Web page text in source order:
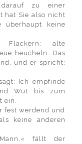
zu einer
hat Sie also nicht
überhaupt keine
Flackern: alte
heucheln. Das
und er spricht:
Ich empfinde
Wut bis zum
ein.
fest werdend und
keine anderen
fällt der